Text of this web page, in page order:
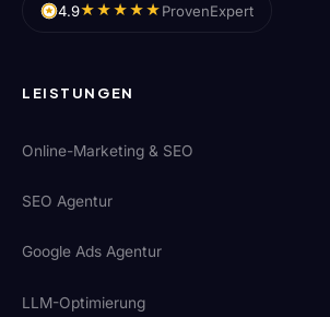
4.9★★★★★ProvenExpert
LEISTUNGEN
Online-Marketing & SEO
SEO Agentur
Google Ads Agentur
LLM-Optimierung